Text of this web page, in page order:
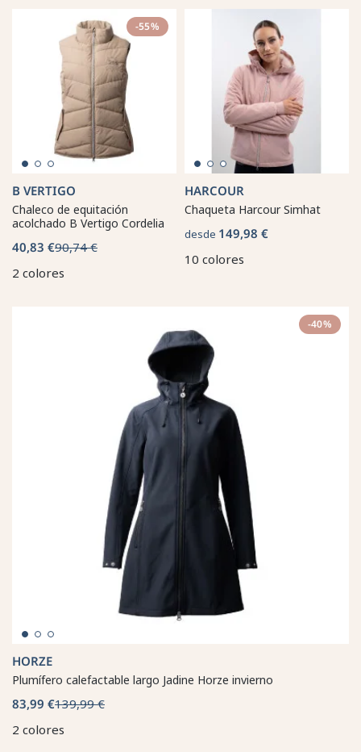
-55%
B VERTIGO
Chaleco de equitación
acolchado B Vertigo Cordelia
40,83 €90,74 €
2 colores
HARCOUR
Chaqueta Harcour Simhat
desde 149,98 €
10 colores
-40%
HORZE
Plumífero calefactable largo Jadine Horze invierno
83,99 €139,99 €
2 colores